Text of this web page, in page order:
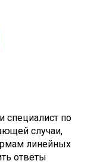
специалист по
случаи,
линейных
ответы